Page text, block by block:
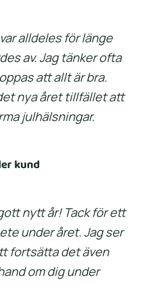
alldeles för länge
av. Jag tänker ofta
att allt är bra.
nya året tillfället att
julhälsningar.
kund
nytt år! Tack för ett
under året. Jag ser
fortsätta det även
om dig under